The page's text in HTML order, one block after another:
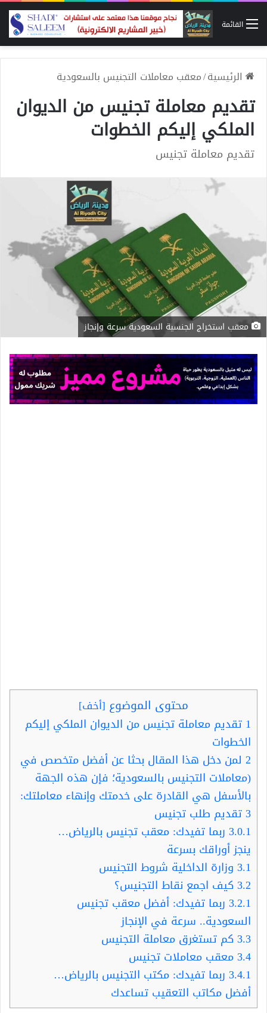
القائمة
الرئيسية/معقب معاملات التجنيس بالسعودية
تقديم معاملة تجنيس من الديوان
الملكي إليكم الخطوات
تقديم معاملة تجنيس
معقب استخراج الجنسية السعودية سرعة وإنجاز
محتوى الموضوع [أخف]
1 تقديم معاملة تجنيس من الديوان الملكي إليكم
الخطوات
2 لمن دخل هذا المقال بحثا عن أفضل متخصص في
(معاملات التجنيس بالسعودية؛ فإن هذه الجهة
بالأسفل هي القادرة على خدمتك وإنهاء معاملتك:
3تقديم طلب تجنيس
3.0.1 ربما تفيدك: معقب تجنيس بالرياض…
ينجز أوراقك بسرعة
3.1 وزارة الداخلية شروط التجنيس
3.2 كيف اجمع نقاط التجنيس؟
3.2.1 ربما تفيدك: أفضل معقب تجنيس
السعودية.. سرعة في الإنجاز
3.3 كم تستغرق معاملة التجنيس
3.4معقب معاملات تجنيس
3.4.1 ربما تفيدك: مكتب التجنيس بالرياض…
أفضل مكاتب التعقيب تساعدك